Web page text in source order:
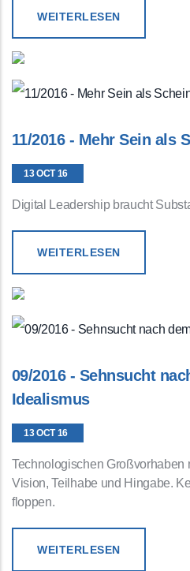
WEITERLESEN
11/2016 - Mehr Sein als
13 OCT 16
Digital Leadership braucht
WEITERLESEN
09/2016 - Sehnsucht
Idealismus
13 OCT 16
Technologischen Großvorhaben
Vision, Teilhabe und Hingabe.
floppen.
WEITERLESEN